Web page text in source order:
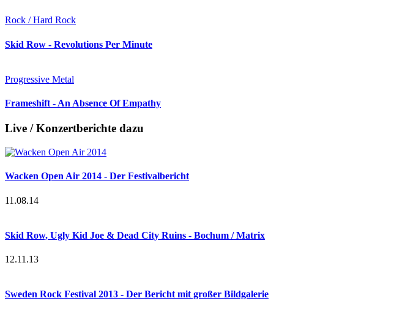
Rock / Hard Rock
Skid Row - Revolutions Per Minute
Progressive Metal
Frameshift - An Absence Of Empathy
Live / Konzertberichte dazu
Wacken Open Air 2014 - Der Festivalbericht
11.08.14
Skid Row, Ugly Kid Joe & Dead City Ruins - Bochum / Matrix
12.11.13
Sweden Rock Festival 2013 - Der Bericht mit großer Bildgalerie